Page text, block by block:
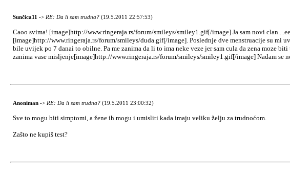
Sunčica11 -> RE: Da li sam trudna? (19.5.2011 22:57:53)
Caoo svima! [image]http://www.ringeraja.rs/forum/smileys/smiley1.gif[/image] Ja sam novi
[image]http://www.ringeraja.rs/forum/smileys/duda.gif[/image]. Poslednje dve menstruacije su mi
bile uvijek po 7 danai to obilne. Pa me zanima da li to ima neke veze jer sam cula da zena moze
zanima vase misljenje[image]http://www.ringeraja.rs/forum/smileys/smiley1.gif[/image] Nadam
Anoniman-> RE: Da li sam trudna? (19.5.2011 23:00:32)
Sve to mogu biti simptomi, a žene ih mogu i umisliti kada imaju veliku želju za trudnoćom.
Zašto ne kupiš test?